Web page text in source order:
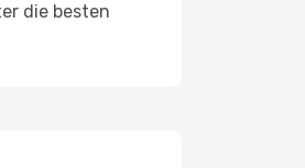
die besten